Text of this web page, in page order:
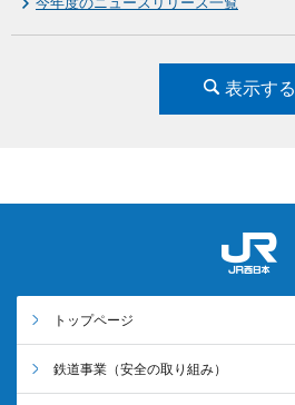
表示する
トップページ
鉄道事業 （安全の取り組み）